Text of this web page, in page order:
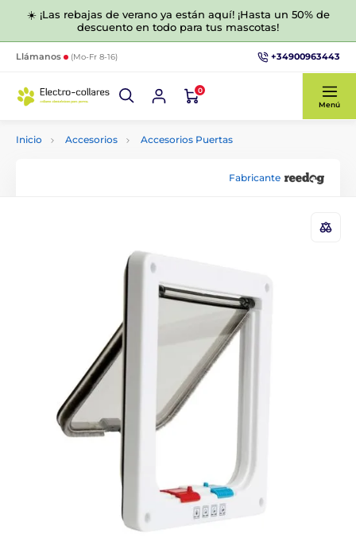
☀️ ¡Las rebajas de verano ya están aquí! ¡Hasta un 50% de
descuento en todo para tus mascotas!
Llámanos (Mo-Fr 8-16) +34900963443
0
Menú
Inicio Accesorios Accesorios Puertas
Fabricante